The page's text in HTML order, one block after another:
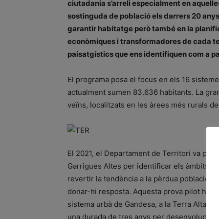
ciutadania s’arreli especialment en
sostinguda de població els darrers 20
garantir habitatge però també en la
econòmiques i transformadores de cada
paisatgístics que ens identifiquen com a
El programa posa el focus en els 16
actualment sumen 83.636 habitants. La
veïns, localitzats en les àrees més rurals
El 2021, el Departament de Territori va
Garrigues Altes per identificar els àmbits
revertir la tendència a la pèrdua
donar-hi resposta. Aquesta prova pilot ha
sistema urbà de Gandesa, a la Terra Alta, i
una durada de tres anys per desenvolupar